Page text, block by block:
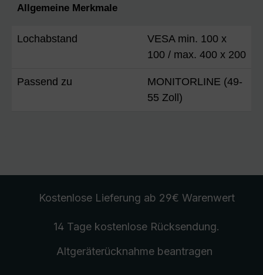
Allgemeine Merkmale
Lochabstand
VESA min. 100 x
100 / max. 400 x 200
Passend zu
MONITORLINE (49-
55 Zoll)
Kostenlose Lieferung ab 29€ Warenwert
14 Tage kostenlose Rücksendung.
Altgeräterücknahmebeantragen